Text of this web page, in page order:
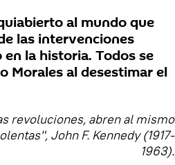
al mundo que
las intervenciones
la historia. Todos se
Morales al desestimar el
revoluciones, abren al mismo
John F. Kennedy (1917-
1963).